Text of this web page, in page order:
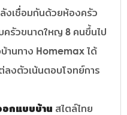
งเชื่อมกันด้วยห้องครัว
ครัวขนาดใหญ 8 คนขึ้นไป
านทาง Homemax ได้
งตัวเน้นตอบโจทย์การ
อกแบบบ้าน สไตล์ไทย